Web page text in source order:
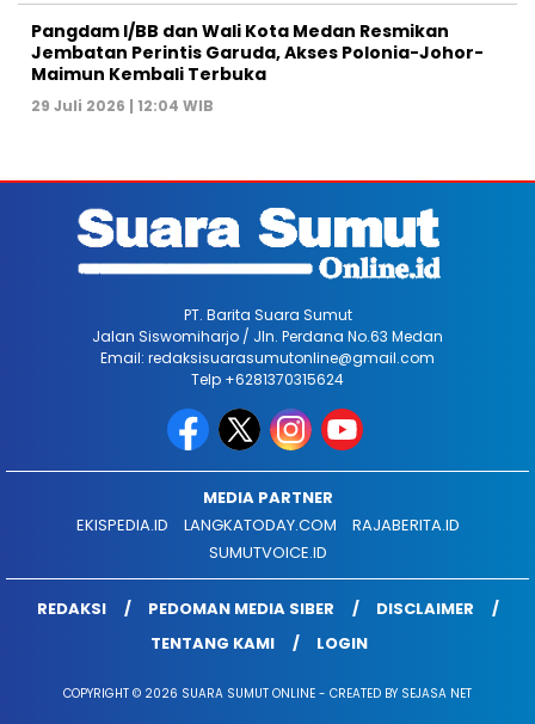
Pangdam I/BB dan Wali Kota Medan Resmikan
Jembatan Perintis Garuda, Akses Polonia-Johor-
Maimun Kembali Terbuka
29 Juli 2026 | 12:04 WIB
PT. Barita Suara Sumut
Jalan Siswomiharjo / Jln. Perdana No.63 Medan
Email: redaksisuarasumutonline@gmail.com
Telp +6281370315624
MEDIA PARTNER
EKISPEDIA.ID
LANGKATODAY.COM
RAJABERITA.ID
SUMUTVOICE.ID
REDAKSI PEDOMAN MEDIA SIBER
DISCLAIMER
TENTANG KAMI
LOGIN
COPYRIGHT © 2026 SUARA SUMUT ONLINE - CREATED BY SEJASA NET